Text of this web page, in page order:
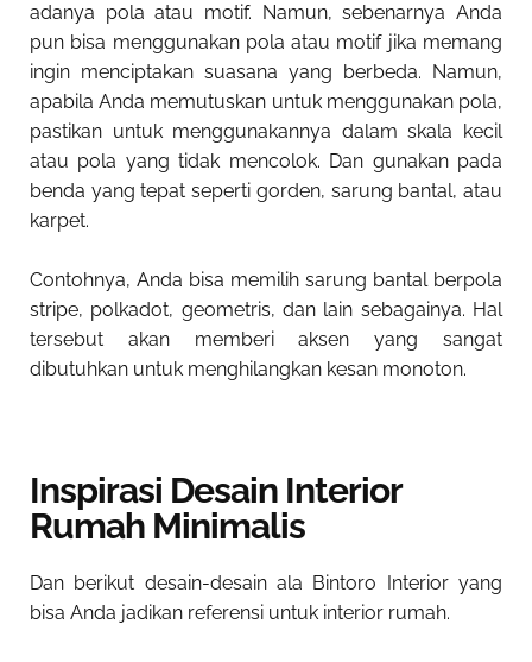
adanya pola atau motif. Namun, sebenarnya Anda
pun bisa menggunakan pola atau motif jika memang
ingin menciptakan suasana yang berbeda. Namun,
apabila Anda memutuskan untuk menggunakan pola,
pastikan untuk menggunakannya dalam skala kecil
atau pola yang tidak mencolok. Dan gunakan pada
benda yang tepat seperti gorden, sarung bantal, atau
karpet.
Contohnya, Anda bisa memilih sarung bantal berpola
stripe, polkadot, geometris, dan lain sebagainya. Hal
tersebut akan memberi aksen yang sangat
dibutuhkan untuk menghilangkan kesan monoton.
Inspirasi Desain Interior
Rumah Minimalis
Dan berikut desain-desain ala Bintoro Interior yang
bisa Anda jadikan referensi untuk interior rumah.